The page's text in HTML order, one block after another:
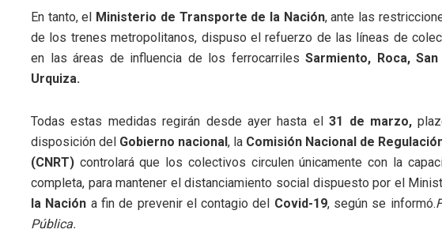
En tanto, el Ministerio de Transporte de la Nación, ante las
de los trenes metropolitanos, dispuso el refuerzo de las líneas de
en las áreas de influencia de los ferrocarrilesSarmiento, Roca,
Urquiza.
Todas estas medidas regirán desde ayer hasta el31 de marzo,
disposición del Gobierno nacional, la Comisión Nacional de
(CNRT) controlará que los colectivos circulen únicamente con la
completa, para mantener el distanciamiento social dispuesto por el
la Nación a fin de prevenir el contagio del Covid-19, según se informó.
Pública.